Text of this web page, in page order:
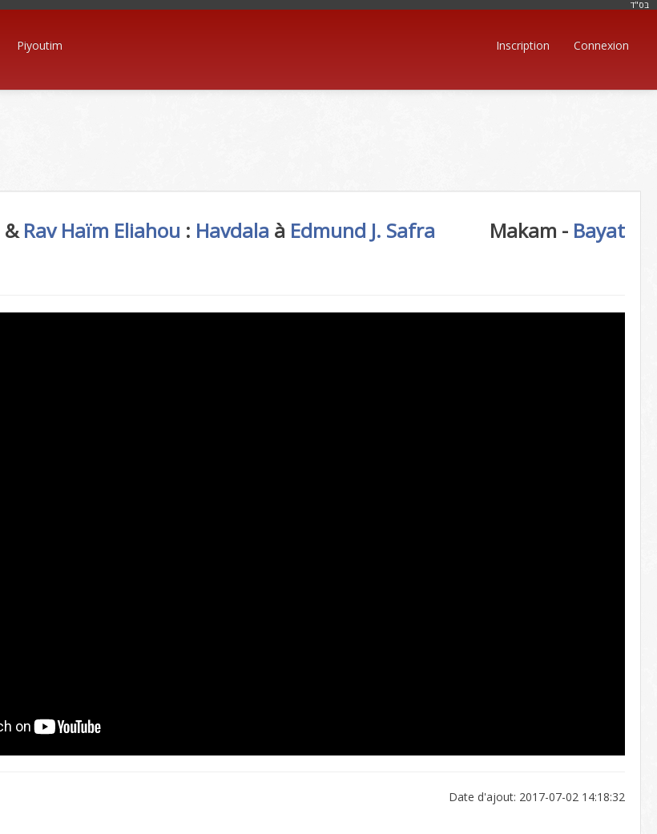
בּס"ד
Piyoutim Inscription Connexion
&Rav Haïm Eliahou : Havdala Makam - Bayat
à Edmund J. Safra
Date d'ajout: 2017-07-02 14:18:32